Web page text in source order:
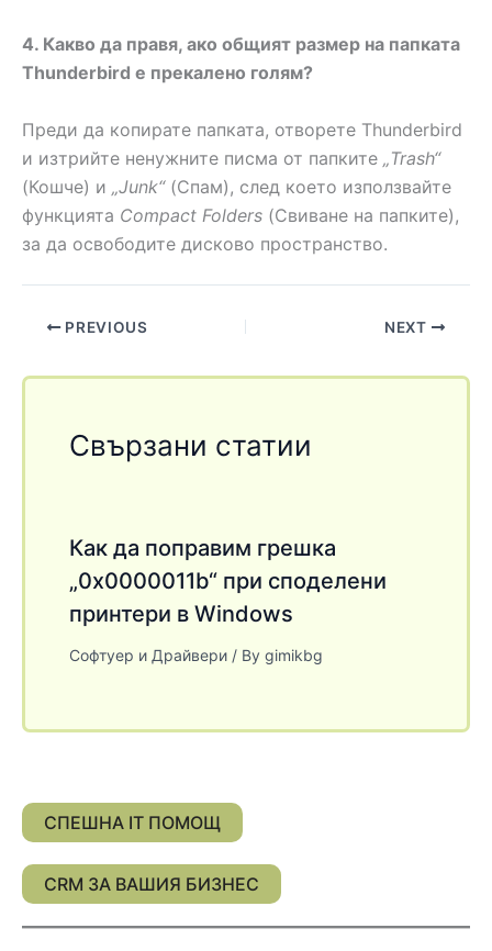
4. Какво да правя, ако общият размер на папката
Thunderbird е прекалено голям?
Преди да копирате папката, отворете Thunderbird
и изтрийте ненужните писма от папките „Trash“
(Кошче) и „Junk“(Спам), след което използвайте
функцията Compact Folders (Свиване на папките),
за да освободите дисково пространство.
PREVIOUS NEXT
Свързани статии
Как да поправим грешка
„0x0000011b“ при споделени
принтери в Windows
Софтуер и Драйвери / By gimikbg
СПЕШНА IT ПОМОЩ
CRM ЗА ВАШИЯ БИЗНЕС